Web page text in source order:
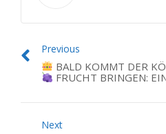
Previous
BALD KOMMT DER
FRUCHT BRINGEN:
Next